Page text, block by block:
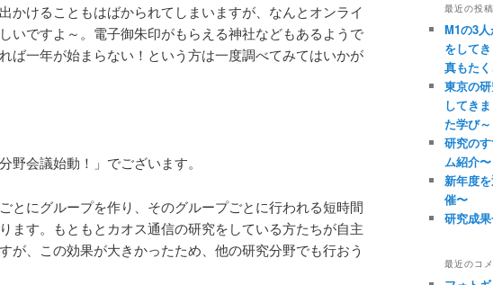
かけることもはばかられてしまいますが、なんとオンライ
いですよ～。電子御朱印がもらえる神社などもあるようで
ば一年が始まらない！という方は一度調べてみてはいかが
野会議始動！」でございます。
とにグループを作り、そのグループごとに行われる短時間
ます。もともとカオス通信の研究をしている方たちが自主
が、この効果が大きかったため、他の研究分野でも行おう
最近の投稿
M1の3
をして
真もた
東京の
してき
た学び～
研究の
ム紹介〜
新年度
催〜
研究成果
最近のコ